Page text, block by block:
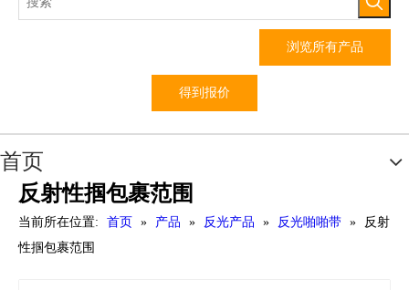
浏览所有产品
得到报价
首页
反射性掴包裹范围
当前所在位置: 首页 » 产品 » 反光产品 » 反光啪啪带 »
反射
性掴包裹范围